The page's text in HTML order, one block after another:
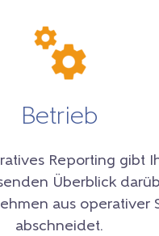
Betrieb
Reporting gibt
Überblick
aus operativer
abschneidet.